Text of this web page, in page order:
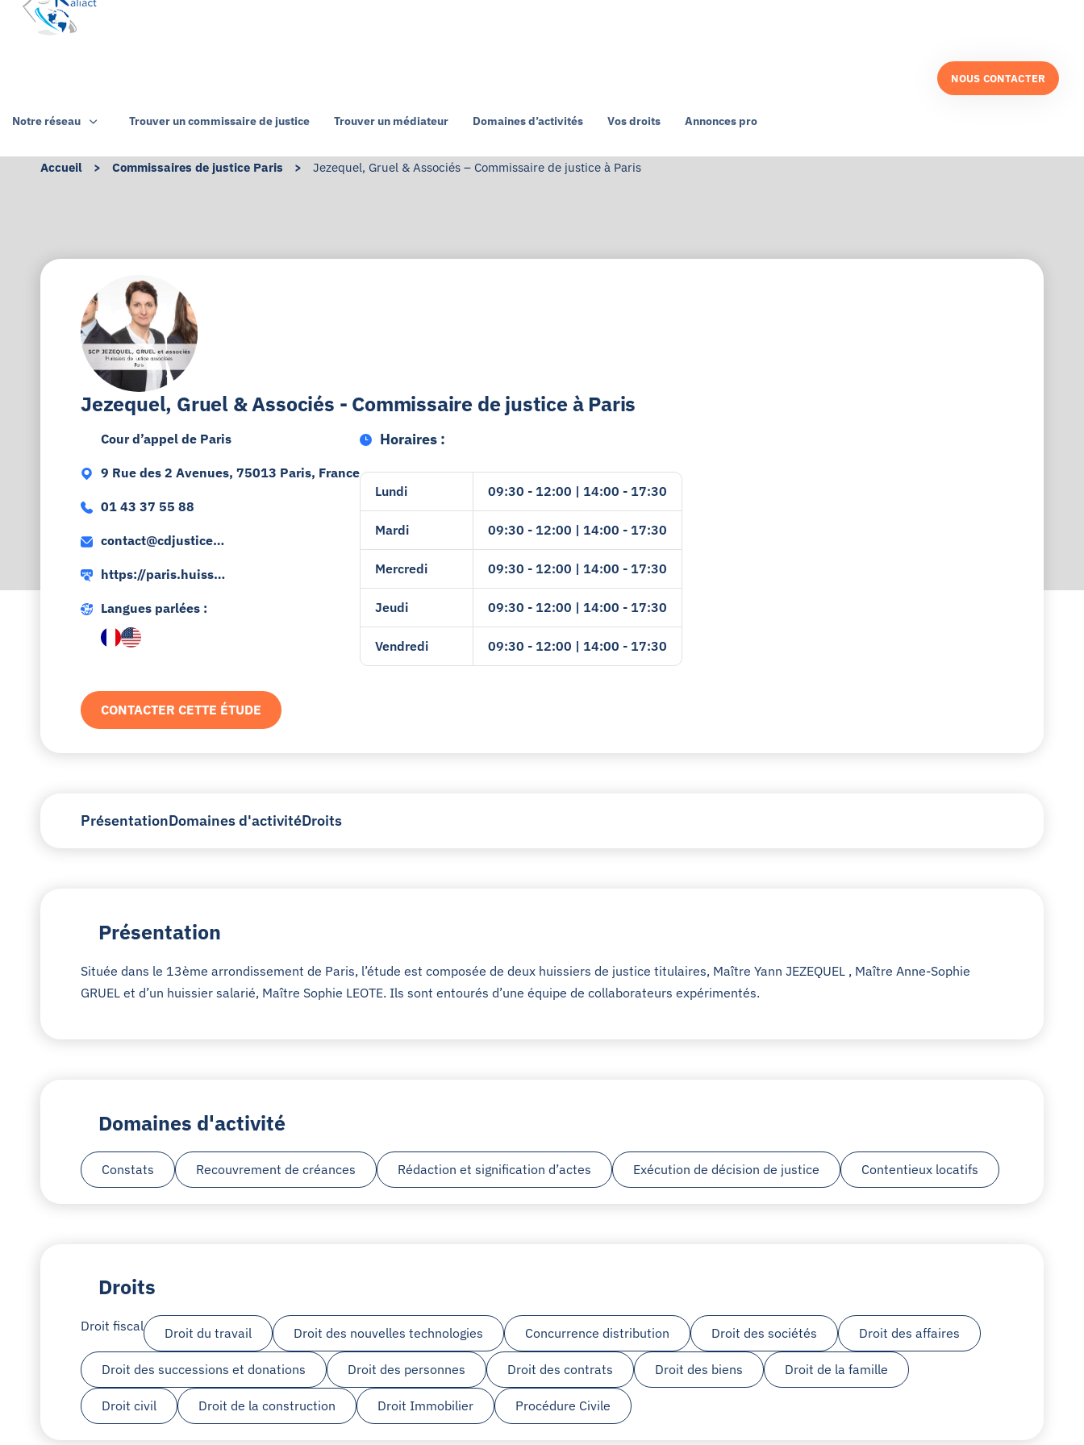
Notre réseau Trouver un commissaire de justice Trouver un médiateur Domaines d’activités Vos droits Annonces pro
NOUS CONTACTER
Accueil > Commissaires de justice Paris > Jezequel, Gruel & Associés – Commissaire de justice à Paris
Jezequel, Gruel & Associés - Commissaire de justice à Paris
Cour d’appel de Paris
9 Rue des 2 Avenues, 75013 Paris, France
01 43 37 55 88
contact@cdjustice.p
https://paris.huissie
m/
Langues parlées :
CONTACTER CETTE ÉTUDE
Horaires :
Lundi 09:30 - 12:00 | 14:00 - 17:30
Mardi 09:30 - 12:00 | 14:00 - 17:30
Mercredi 09:30 - 12:00 | 14:00 - 17:30
Jeudi 09:30 - 12:00 | 14:00 - 17:30
Vendredi 09:30 - 12:00 | 14:00 - 17:30
PrésentationDomaines d'activitéDroits
Présentation
Située dans le 13ème arrondissement de Paris, l’étude est composée de deux huissiers de justice titulaires, Maître Yann JEZEQUEL , Maître Anne-Sophie
GRUEL et d’un huissier salarié, Maître Sophie LEOTE. Ils sont entourés d’une équipe de collaborateurs expérimentés.
Domaines d'activité
Constats Recouvrement de créances Rédaction et signification d’actes Exécution de décision de justice Contentieux locatifs
Droits
Droit fiscal Droit du travail Droit des nouvelles technologies Concurrence distribution Droit des sociétés Droit des affaires
Droit des successions et donations Droit des personnes Droit des contrats Droit des biens Droit de la famille
Droit civil Droit de la construction Droit Immobilier Procédure Civile